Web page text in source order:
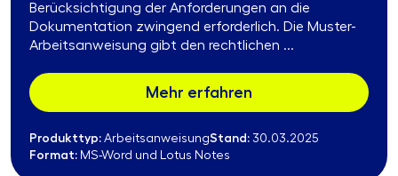
Berücksichtigung der Anforderungen an die
Dokumentation zwingend erforderlich. Die Muster-
Arbeitsanweisung gibt den rechtlichen ...
Mehr erfahren
Produkttyp: ArbeitsanweisungStand: 30.03.2025
Format: MS-Word und Lotus Notes